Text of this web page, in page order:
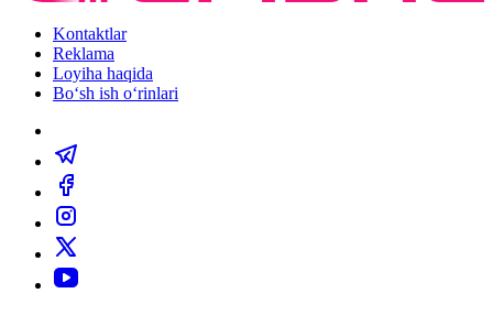
Kontaktlar
Reklama
Loyiha haqida
Bo‘sh ish o‘rinlari